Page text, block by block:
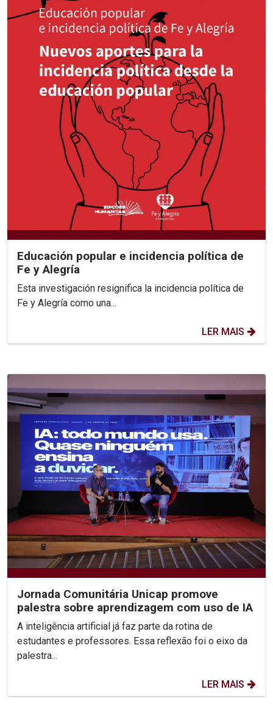
Educación popular e incidencia política de
Fe y Alegría
Esta investigación resignifica la incidencia política de
Fe y Alegría como una...
LER MAIS
Jornada Comunitária Unicap promove
palestra sobre aprendizagem com uso de IA
A inteligência artificial já faz parte da rotina de
estudantes e professores. Essa reflexão foi o eixo da
palestra...
LER MAIS